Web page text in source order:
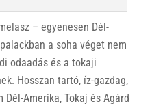
– egyenesen Dél-
a soha véget nem
odaadás és a tokaji
Hosszan tartó, íz-gazdag,
Amerika, Tokaj és Agárd